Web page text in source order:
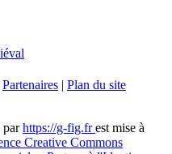
Partenaires | Plan du site
parhttps://g-fig.frest mise à
Creative Commons